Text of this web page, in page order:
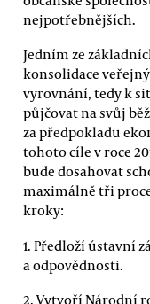
nejpotřebnějších.
Jedním ze
konsolidace
vyrovnání, tedy k
půjčovat na svůj
za předpokladu
tohoto cíle v roce
bude dosahovat
maximálně tři
kroky:
1. Předloží ústavní
a odpovědnosti.
2. Vytvoří Národní